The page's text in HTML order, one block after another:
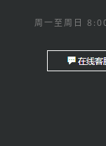
周一至周日